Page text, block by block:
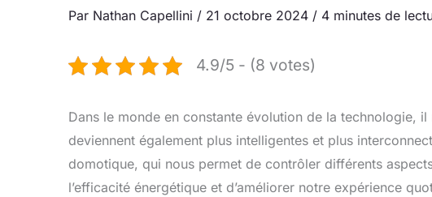
Par Nathan Capellini / 21 octobre 2024 / 4 minutes de
4.9/5 - (8 votes)
Dans le monde en constante évolution de la technologie, il
deviennent également plus intelligentes et plus
domotique, qui nous permet de contrôler différents
l’efficacité énergétique et d’améliorer notre expérience